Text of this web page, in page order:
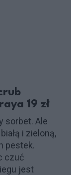
19 zł
sorbet. Ale
i zieloną,
pestek.
czuć
jest